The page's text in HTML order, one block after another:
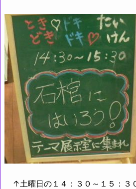
↑土曜日の１４：３０～１５：３